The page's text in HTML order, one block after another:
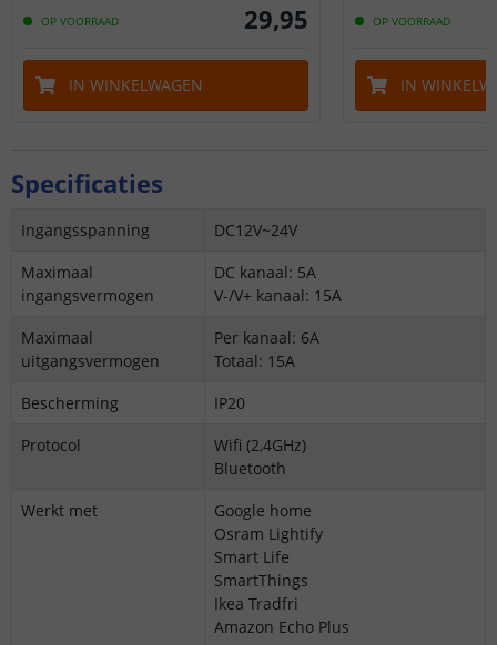
OP VOORRAAD 29,95
IN WINKELWAGEN
OP VOORRAAD
IN
Specificaties
Ingangsspanning
DC12V~24V
Maximaal
ingangsvermogen
DC kanaal: 5A
V-/V+ kanaal: 15A
Maximaal
uitgangsvermogen
Per kanaal: 6A
Totaal: 15A
Bescherming
IP20
Protocol
Wifi (2,4GHz)
Bluetooth
Werkt met
Google home
Osram Lightify
Smart Life
SmartThings
Ikea Tradfri
Amazon Echo Plus